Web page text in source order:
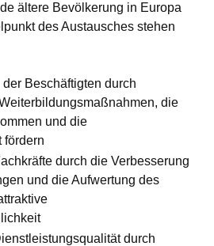
ältere Bevölkerung in Europa
des Austausches stehen
Beschäftigten durch
die
und die
fördern
durch die Verbesserung
und die Aufwertung des
durch